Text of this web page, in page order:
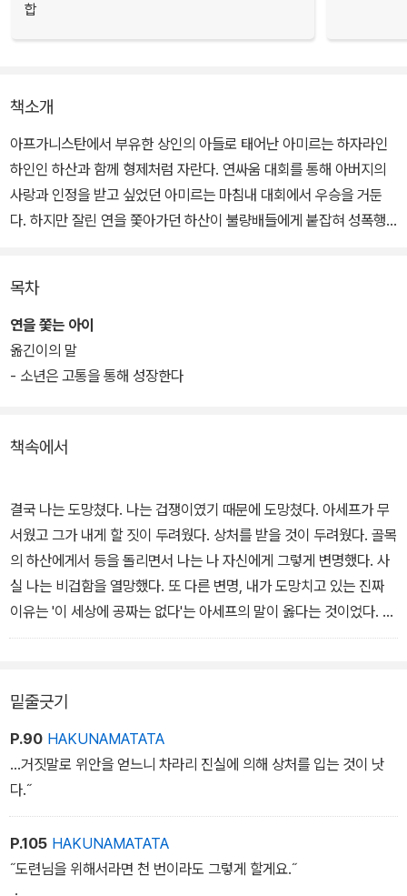
합
책소개
아프가니스탄에서 부유한 상인의 아들로 태어난 아미르는 하자라인
하인인 하산과 함께 형제처럼 자란다. 연싸움 대회를 통해 아버지의
사랑과 인정을 받고 싶었던 아미르는 마침내 대회에서 우승을 거둔
다. 하지만 잘린 연을 쫓아가던 하산이 불량배들에게 붙잡혀 성폭행
소설은 주인공 아미르가 어린 시절 저지른 잘못으로 인해 겪는 내면
적 갈등과 자신의 잘못을 인정하고 그 빚을 갚기 위해 용기를 발휘하
는 과정을 그린다. 예민하고 불안정했던 소년 아미르는 자신을 내던
겨져 있다. 작가는 이 아픈 역사를 아프가니스탄의 아름답고 다채로
운 전통과 관습으로 따뜻하게 감싼다. 특히 소설의 주요 모티프로 등
장하는 연싸움과 연 쫓기 놀이는 짜릿한 해방감과 설레임을 안겨주면
서 아버지 세대와 아들 세대의 갈등, 더 넓게는 인종간의 갈등을 해소
하는 화해의 수단이 된다.
인 도서'로 선정된 바 있으며, 마크 포스터 감독에 의해 영화화되기도
했다.
목차
연을 쫓는 아이
옮긴이의 말
- 소년은 고통을 통해 성장한다
책속에서
결국 나는 도망쳤다. 나는 겁쟁이였기 때문에 도망쳤다. 아세프가 무
서웠고 그가 내게 할 짓이 두려웠다. 상처를 받을 것이 두려웠다. 골목
의 하산에게서 등을 돌리면서 나는 나 자신에게 그렇게 변명했다. 사
실 나는 비겁함을 열망했다. 또 다른 변명, 내가 도망치고 있는 진짜
이유는 '이 세상에 공짜는 없다'는 아세프의 말이 옳다는 것이었다. 어
쩌면 하산은 바바의 마음을 얻기 위해 내가 치러야만 하는 대가이자
과했다. 그렇지 않은가?
밑줄긋기
P.90 HAKUNAMATATA
...거짓말로 위안을 얻느니 차라리 진실에 의해 상처를 입는 것이 낫
다.˝
P.105 HAKUNAMATATA
˝도련님을 위해서라면 천 번이라도 그렇게 할게요.˝